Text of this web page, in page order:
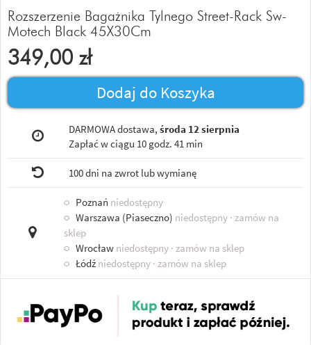
Rozszerzenie Bagażnika Tylnego Street-Rack Sw-
Motech Black 45X30Cm
349,00 zł
Dodaj do Koszyka
DARMOWA dostawa, środa 12 sierpnia
Zapłać w ciągu 10 godz. 41 min
100 dni na zwrot lub wymianę
○ Poznań niedostępny
○ Warszawa (Piaseczno) niedostępny · zamów na
sklep
○ Wrocław niedostępny · zamów na sklep
○ Łódź niedostępny · zamów na sklep